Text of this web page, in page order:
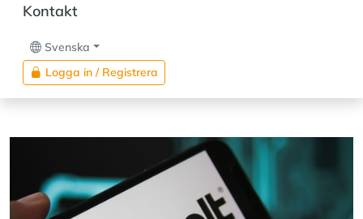
Kontakt
Svenska
Logga in / Registrera